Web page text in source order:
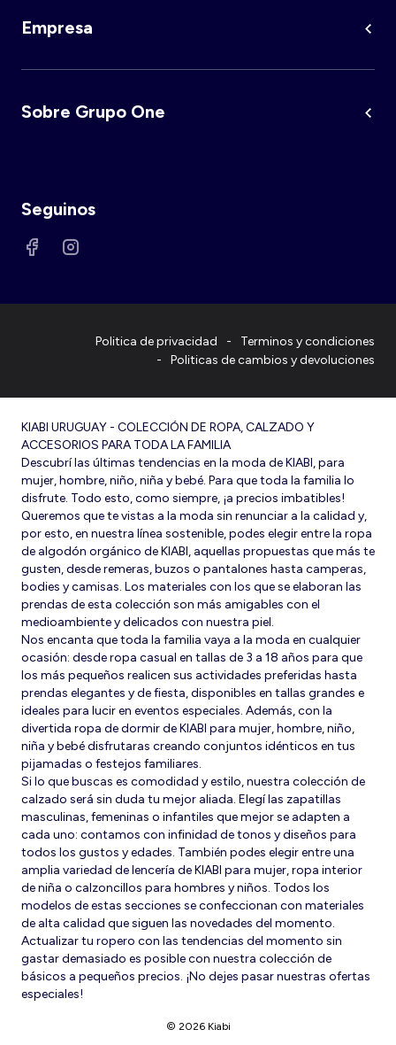
Empresa
Sobre Grupo One
Seguinos
Politica de privacidad
Terminos y condiciones
Politicas de cambios y devoluciones
KIABI URUGUAY - COLECCIÓN DE ROPA, CALZADO Y
ACCESORIOS PARA TODA LA FAMILIA
Descubrí las últimas tendencias en la moda de KIABI, para
mujer, hombre, niño, niña y bebé. Para que toda la familia lo
disfrute. Todo esto, como siempre, ¡a precios imbatibles!
Queremos que te vistas a la moda sin renunciar a la calidad y,
por esto, en nuestra línea sostenible, podes elegir entre la ropa
de algodón orgánico de KIABI, aquellas propuestas que más te
gusten, desde remeras, buzos o pantalones hasta camperas,
bodies y camisas. Los materiales con los que se elaboran las
prendas de esta colección son más amigables con el
medioambiente y delicados con nuestra piel.
Nos encanta que toda la familia vaya a la moda en cualquier
ocasión: desde ropa casual en tallas de 3 a 18 años para que
los más pequeños realicen sus actividades preferidas hasta
prendas elegantes y de fiesta, disponibles en tallas grandes e
ideales para lucir en eventos especiales. Además, con la
divertida ropa de dormir de KIABI para mujer, hombre, niño,
niña y bebé disfrutaras creando conjuntos idénticos en tus
pijamadas o festejos familiares.
Si lo que buscas es comodidad y estilo, nuestra colección de
calzado será sin duda tu mejor aliada. Elegí las zapatillas
masculinas, femeninas o infantiles que mejor se adapten a
cada uno: contamos con infinidad de tonos y diseños para
todos los gustos y edades. También podes elegir entre una
amplia variedad de lencería de KIABI para mujer, ropa interior
de niña o calzoncillos para hombres y niños. Todos los
modelos de estas secciones se confeccionan con materiales
de alta calidad que siguen las novedades del momento.
Actualizar tu ropero con las tendencias del momento sin
gastar demasiado es posible con nuestra colección de
básicos a pequeños precios. ¡No dejes pasar nuestras ofertas
especiales!
© 2026 Kiabi